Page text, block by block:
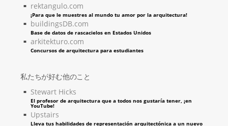
rektangulo.com
¡Para que le muestres al mundo tu amor por la arquitectura!
buildingsDB.com
Base de datos de rascacielos en Estados Unidos
arkitekturo.com
Concursos de arquitectura para estudiantes
私たちが好む他のこと
Stewart Hicks
El profesor de arquitectura que a todos nos gustaría tener, ¡en
YouTube!
Upstairs
Lleva tus habilidades de representación arquitectónica a un nuevo